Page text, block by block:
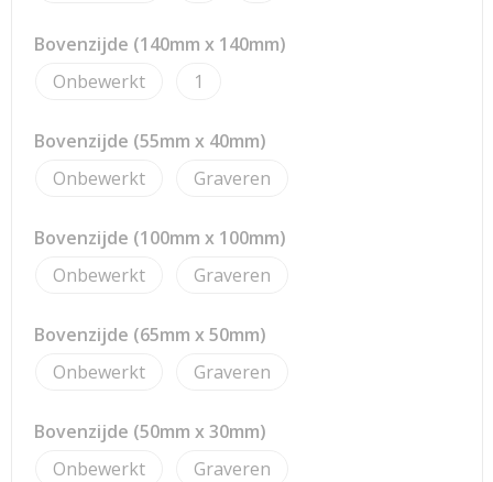
Toilettassen
Autotassen
Goodiebags
Aktetassen
Trolleys
Bovenzijde (140mm x 140mm)
Onbewerkt
1
Bovenzijde (55mm x 40mm)
Onbewerkt
Graveren
Bovenzijde (100mm x 100mm)
Onbewerkt
Graveren
Bovenzijde (65mm x 50mm)
Onbewerkt
Graveren
Bovenzijde (50mm x 30mm)
Onbewerkt
Graveren